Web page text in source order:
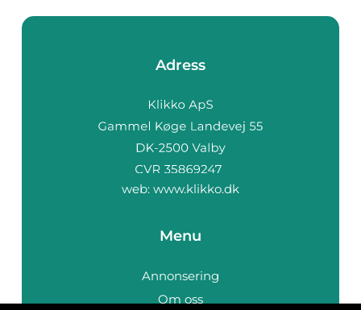
Adress
web: www.klikko.dk
Menu
Annonsering
Om oss